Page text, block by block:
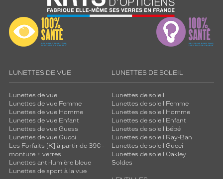
LUNETTES DE VUE
Lunettes de vue
Lunettes de vue Femme
Lunettes de vue Homme
Lunettes de vue Enfant
Lunettes de vue Guess
Lunettes de vue Gucci
Les Forfaits [K] à partir de 39€ -
monture + verres
Lunettes anti-lumière bleue
Lunettes de sport à la vue
LUNETTES DE SOLEIL
Lunettes de soleil
Lunettes de soleil Femme
Lunettes de soleil Homme
Lunettes de soleil Enfant
Lunettes de soleil bébé
Lunettes de soleil Ray-Ban
Lunettes de soleil Gucci
Lunettes de soleil Oakley
Soldes